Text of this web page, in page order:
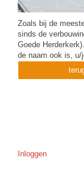
Zoals bij de
sinds de
Goede
de naam ook is, u/
Inloggen